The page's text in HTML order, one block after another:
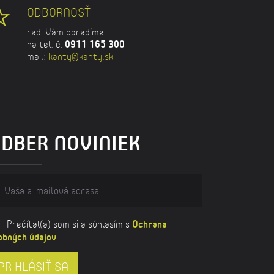
ODBORNOSŤ
radi Vám poradíme
na tel. č. 0911 165 300
mail: kanty@kanty.sk
NOVINIEK
Prečítal(a) som si a súhlasím s Ochrana
údajov
SA